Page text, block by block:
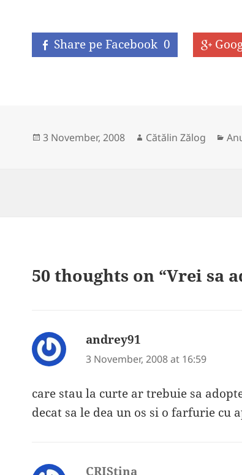
Share pe Facebook 0
Posted
3 November, 2008 Author
Cătălin Zălog
50 thoughts on “Vrei sa
andrey91
3 November, 2008 at 16:59
care stau la curte ar trebuie sa
decat sa le dea un os si o farfurie cu
CRIStina